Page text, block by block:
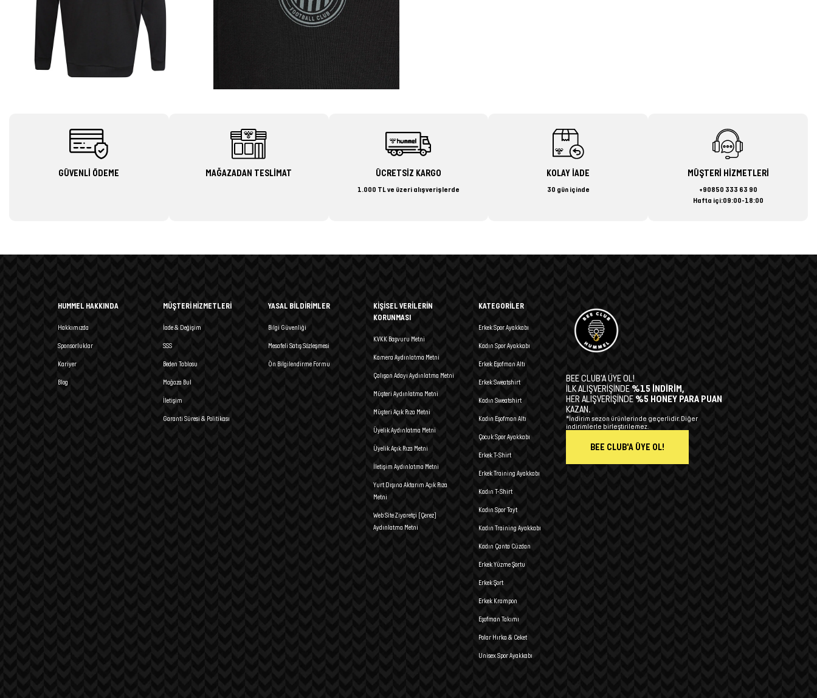
GÜVENLİ ÖDEME MAĞAZADAN TESLİMAT ÜCRETSİZ KARGO
1.000 TL ve üzeri alışverişlerde
KOLAY İADE
30 gün içinde
MÜŞTERİ HİZMETLERİ
+90850 333 63 90
Hafta içi:09:00-18:00
HUMMEL HAKKINDA
Hakkımızda
Sponsorluklar
Kariyer
Blog
MÜŞTERİ HİZMETLERİ
İade & Değişim
SSS
Beden Tablosu
Mağaza Bul
İletişim
Garanti Süresi & Politikası
YASAL BİLDİRİMLER
Bilgi Güvenliği
Mesafeli Satış Sözleşmesi
Ön Bilgilendirme Formu
KİŞİSEL VERİLERİN
KORUNMASI
KVKK Başvuru Metni
Kamera Aydınlatma Metni
Çalışan Adayı Aydınlatma Metni
Müşteri Aydınlatma Metni
Müşteri Açık Rıza Metni
Üyelik Aydınlatma Metni
Üyelik Açık Rıza Metni
İletişim Aydınlatma Metni
Yurt Dışına Aktarım Açık Rıza
Metni
Web Site Ziyaretçi (Çerez)
Aydınlatma Metni
KATEGORİLER
Erkek Spor Ayakkabı
Kadın Spor Ayakkabı
Erkek Eşofman Altı
Erkek Sweatshirt
Kadın Sweatshirt
Kadın Eşofman Altı
Çocuk Spor Ayakkabı
Erkek T-Shirt
Erkek Training Ayakkabı
Kadın T-Shirt
Kadın Spor Tayt
Kadın Training Ayakkabı
Kadın Çanta Cüzdan
Erkek Yüzme Şortu
Erkek Şort
Erkek Krampon
Eşofman Takımı
Polar Hırka & Ceket
Unisex Spor Ayakkabı
BEE CLUB’A ÜYE OL!
İLK ALIŞVERİŞİNDE %15 İNDİRİM,
HER ALIŞVERİŞİNDE %5 HONEY PARA PUAN
KAZAN.
*İndirim sezon ürünlerinde geçerlidir. Diğer
indirimlerle birleştirilemez.
BEE CLUB'A ÜYE OL!